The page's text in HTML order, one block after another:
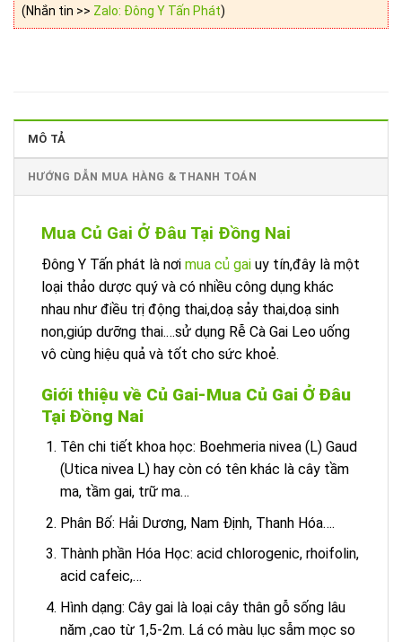
(Nhắn tin >> Zalo: Đông Y Tấn Phát)
MÔ TẢ
HƯỚNG DẪN MUA HÀNG & THANH TOÁN
Mua Củ Gai Ở Đâu Tại Đồng Nai
Đông Y Tấn phát là nơi mua củ gai uy tín,đây là một
loại thảo dược quý và có nhiều công dụng khác
nhau như điều trị động thai,doạ sảy thai,doạ sinh
non,giúp dưỡng thai.…sử dụng Rễ Cà Gai Leo uống
vô cùng hiệu quả và tốt cho sức khoẻ.
Giới thiệu về Củ Gai-Mua Củ Gai Ở Đâu
Tại Đồng Nai
Tên chi tiết khoa học: Boehmeria nivea (L) Gaud
(Utica nivea L) hay còn có tên khác là cây tầm
ma, tầm gai, trữ ma…
Phân Bố: Hải Dương, Nam Định, Thanh Hóa….
Thành phần Hóa Học: acid chlorogenic, rhoifolin,
acid cafeic,…
Hình dạng: Cây gai là loại cây thân gỗ sống lâu
năm ,cao từ 1,5-2m. Lá có màu lục sẫm mọc so